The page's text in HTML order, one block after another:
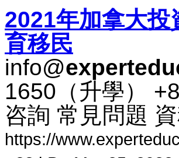
2021​年​加​拿​大​投
育​移民
info@
1650​（​升​學​）
咨​詢 常​見​問題
https://